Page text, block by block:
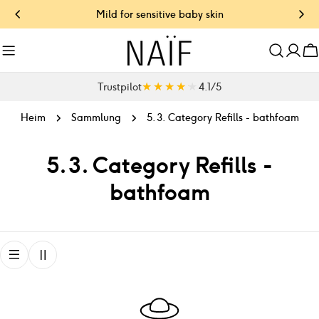
Zum
Mild for sensitive baby skin
Trustpilot★★★★★
★★★★★ 4.1 / 5
Heim Sammlung 5.3. Category Refills - bathfoam
m
5.3. Category Refills -
bathfoam